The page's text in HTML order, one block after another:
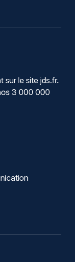
sur le site jds.fr.
3 000 000